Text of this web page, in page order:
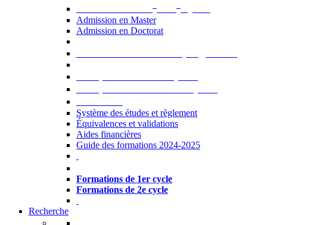
Admission en Master
Admission en Doctorat
Système des études et règlement
Équivalences et validations
Aides financières
Guide des formations 2024-2025
Formations de 1er cycle
Formations de 2e cycle
Recherche